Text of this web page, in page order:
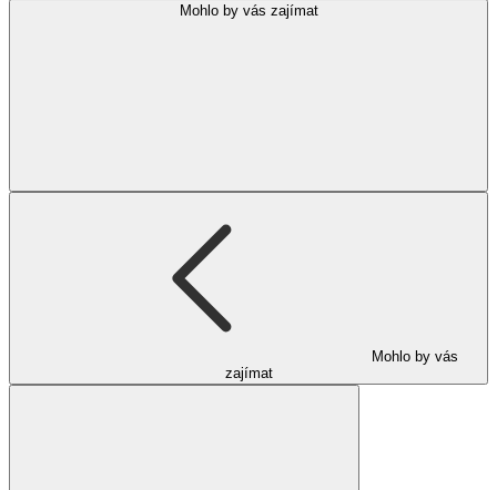
Mohlo by vás zajímat
Mohlo by vás
zajímat